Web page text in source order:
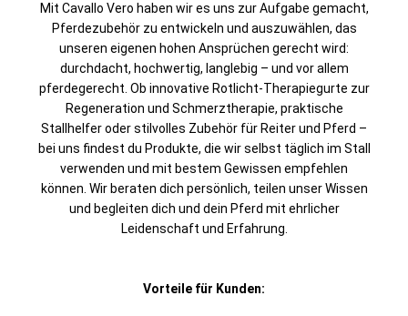
Mit Cavallo Vero haben wir es uns zur Aufgabe gemacht,
Pferdezubehör zu entwickeln und auszuwählen, das
unseren eigenen hohen Ansprüchen gerecht wird:
durchdacht, hochwertig, langlebig – und vor allem
pferdegerecht. Ob innovative Rotlicht-Therapiegurte zur
Regeneration und Schmerztherapie, praktische
Stallhelfer oder stilvolles Zubehör für Reiter und Pferd –
bei uns findest du Produkte, die wir selbst täglich im Stall
verwenden und mit bestem Gewissen empfehlen
können. Wir beraten dich persönlich, teilen unser Wissen
und begleiten dich und dein Pferd mit ehrlicher
Leidenschaft und Erfahrung.
Vorteile für Kunden: